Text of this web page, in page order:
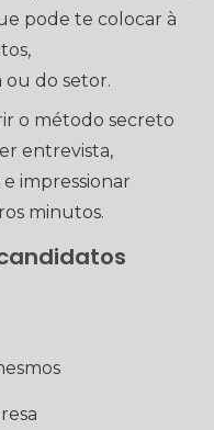
pode te colocar à
do setor.
o método secreto
entrevista,
impressionar
minutos.